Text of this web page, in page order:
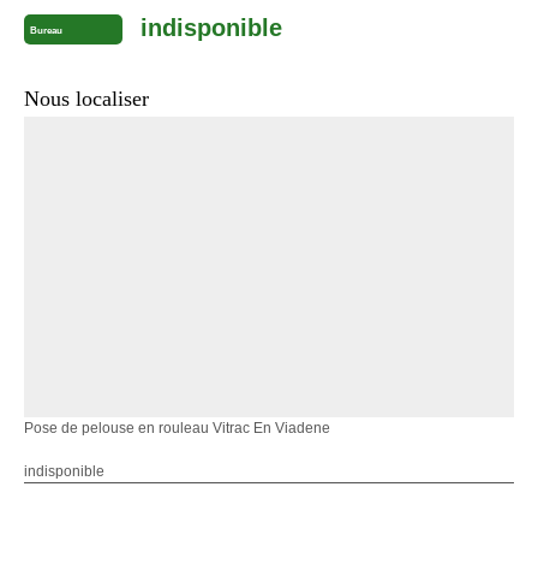
Bureau indisponible
Nous localiser
Pose de pelouse en rouleau Vitrac En Viadene
indisponible